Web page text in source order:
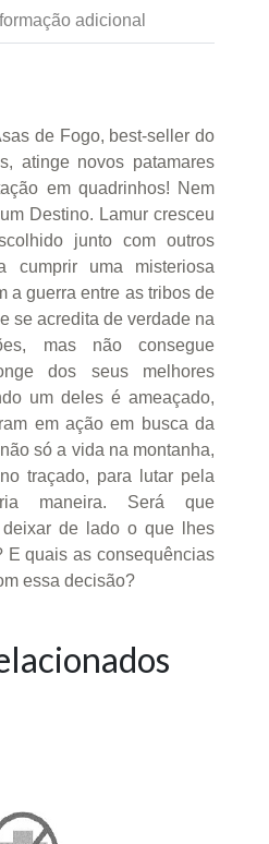
adicional
de Fogo, best-seller do
atinge novos patamares
em quadrinhos! Nem
Destino. Lamur cresceu
junto com outros
cumprir uma misteriosa
a guerra entre as tribos de
se acredita de verdade na
mas não consegue
dos seus melhores
um deles é ameaçado,
em ação em busca da
só a vida na montanha,
traçado, para lutar pela
maneira. Será que
deixar de lado o que lhes
E quais as consequências
essa decisão?